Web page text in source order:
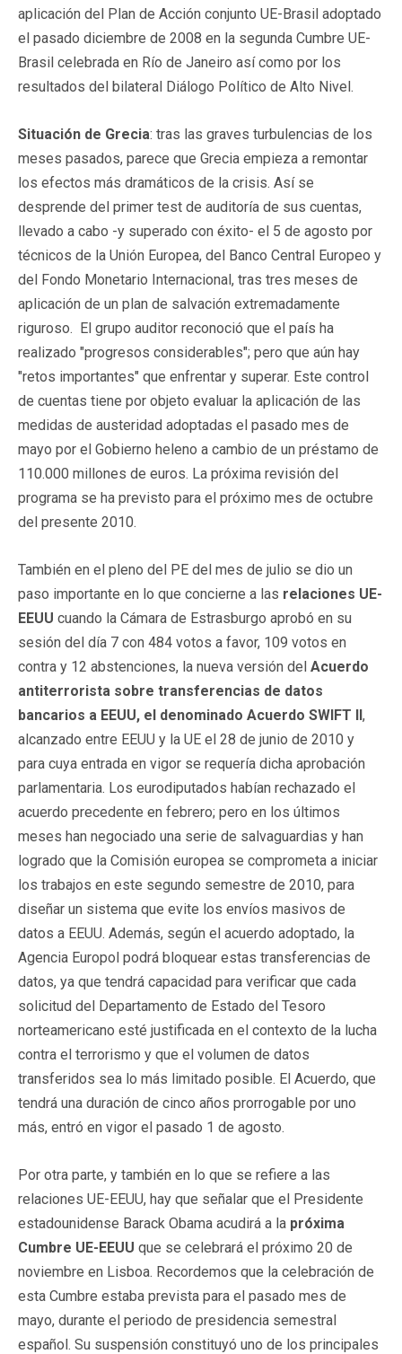
aplicación del Plan de Acción conjunto UE-Brasil adoptado
el pasado diciembre de 2008 en la segunda Cumbre UE-
Brasil celebrada en Río de Janeiro así como por los
resultados del bilateral Diálogo Político de Alto Nivel.
Situación de Grecia: tras las graves turbulencias de los
meses pasados, parece que Grecia empieza a remontar
los efectos más dramáticos de la crisis. Así se
desprende del primer test de auditoría de sus cuentas,
llevado a cabo -y superado con éxito- el 5 de agosto por
técnicos de la Unión Europea, del Banco Central Europeo y
del Fondo Monetario Internacional, tras tres meses de
aplicación de un plan de salvación extremadamente
riguroso. El grupo auditor reconoció que el país ha
realizado "progresos considerables"; pero que aún hay
"retos importantes" que enfrentar y superar. Este control
de cuentas tiene por objeto evaluar la aplicación de las
medidas de austeridad adoptadas el pasado mes de
mayo por el Gobierno heleno a cambio de un préstamo de
110.000 millones de euros. La próxima revisión del
programa se ha previsto para el próximo mes de octubre
del presente 2010.
También en el pleno del PE del mes de julio se dio un
paso importante en lo que concierne a las relaciones UE-
EEUU cuando la Cámara de Estrasburgo aprobó en su
sesión del día 7 con 484 votos a favor, 109 votos en
contra y 12 abstenciones, la nueva versión del Acuerdo
antiterrorista sobre transferencias de datos
bancarios a EEUU, el denominado Acuerdo SWIFT II,
alcanzado entre EEUU y la UE el 28 de junio de 2010 y
para cuya entrada en vigor se requería dicha aprobación
parlamentaria. Los eurodiputados habían rechazado el
acuerdo precedente en febrero; pero en los últimos
meses han negociado una serie de salvaguardias y han
logrado que la Comisión europea se comprometa a iniciar
los trabajos en este segundo semestre de 2010, para
diseñar un sistema que evite los envíos masivos de
datos a EEUU. Además, según el acuerdo adoptado, la
Agencia Europol podrá bloquear estas transferencias de
datos, ya que tendrá capacidad para verificar que cada
solicitud del Departamento de Estado del Tesoro
norteamericano esté justificada en el contexto de la lucha
contra el terrorismo y que el volumen de datos
transferidos sea lo más limitado posible. El Acuerdo, que
tendrá una duración de cinco años prorrogable por uno
más, entró en vigor el pasado 1 de agosto.
Por otra parte, y también en lo que se refiere a las
relaciones UE-EEUU, hay que señalar que el Presidente
estadounidense Barack Obama acudirá a la próxima
Cumbre UE-EEUU que se celebrará el próximo 20 de
noviembre en Lisboa. Recordemos que la celebración de
esta Cumbre estaba prevista para el pasado mes de
mayo, durante el periodo de presidencia semestral
español. Su suspensión constituyó uno de los principales